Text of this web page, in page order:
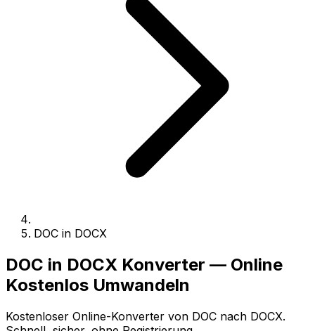
DOC in DOCX
DOC in DOCX Konverter — Online
Kostenlos Umwandeln
Kostenloser Online-Konverter von DOC nach DOCX.